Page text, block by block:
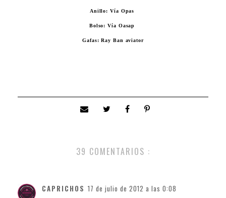
Anillo: Vía Opas
Bolso: Vía Oasap
Gafas: Ray Ban aviator
39 COMENTARIOS :
CAPRICHOS 17 de julio de 2012 a las 0:08